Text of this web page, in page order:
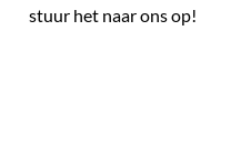
stuur het naar ons op!